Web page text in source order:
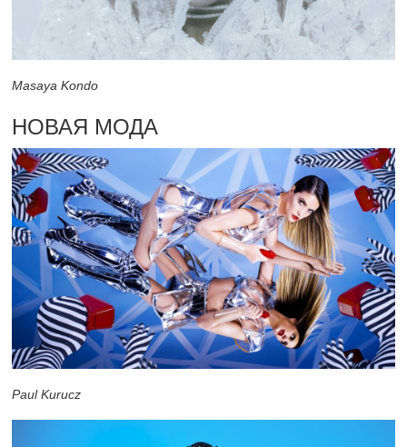
Masaya Kondo
НОВАЯ МОДА
Paul Kurucz